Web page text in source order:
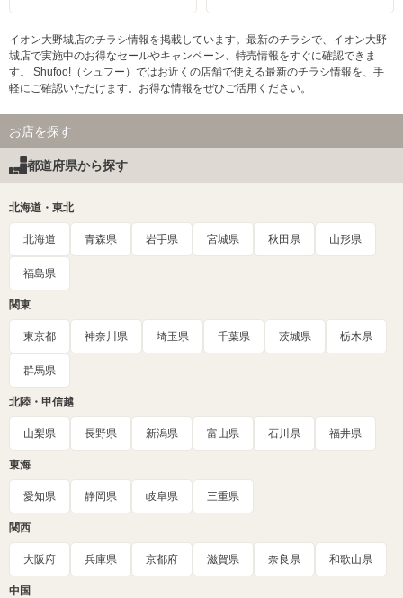
イオン大野城店のチラシ情報を掲載しています。最新のチラシで、イオン大野
城店で実施中のお得なセールやキャンペーン、特売情報をすぐに確認できま
す。 Shufoo!（シュフー）ではお近くの店舗で使える最新のチラシ情報を、手
軽にご確認いただけます。お得な情報をぜひご活用ください。
お店を探す
都道府県から探す
北海道・東北
北海道 青森県 岩手県 宮城県 秋田県 山形県
福島県
関東
東京都 神奈川県 埼玉県 千葉県 茨城県 栃木県
群馬県
北陸・甲信越
山梨県 長野県 新潟県 富山県 石川県 福井県
東海
愛知県 静岡県 岐阜県 三重県
関西
大阪府 兵庫県 京都府 滋賀県 奈良県 和歌山県
中国